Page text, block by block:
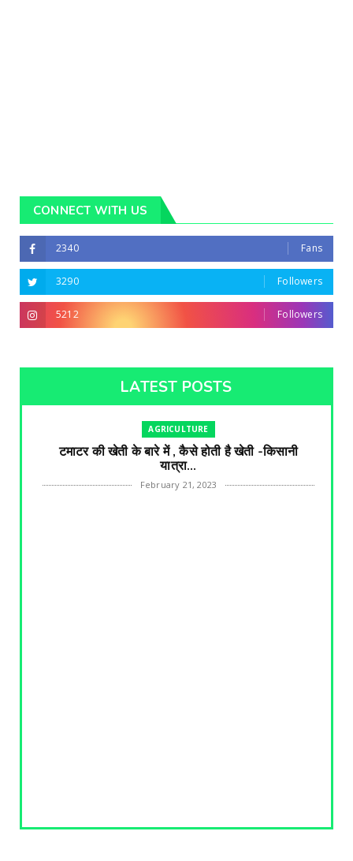
CONNECT WITH US
2340 Fans
3290 Followers
5212 Followers
LATEST POSTS
AGRICULTURE
टमाटर की खेती के बारे में , कैसे होती है खेती -किसानी
यात्रा...
February 21, 2023